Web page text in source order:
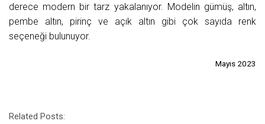
derece modern bir tarz yakalanıyor. Modelin gümüş, altın,
pembe altın, pirinç ve açık altın gibi çok sayıda renk
seçeneği bulunuyor.
Mayıs 2023
Related Posts: